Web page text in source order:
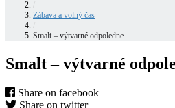
Zábava a volný čas
Smalt – výtvarné odpoledne…
Smalt – výtvarné
Share on facebook
Share on twitter